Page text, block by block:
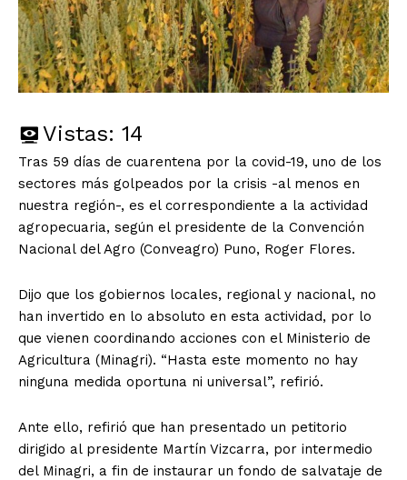
Vistas: 14
Tras 59 días de cuarentena por la covid-19, uno de los
sectores más golpeados por la crisis -al menos en
nuestra región-, es el correspondiente a la actividad
agropecuaria, según el presidente de la Convención
Nacional del Agro (Conveagro) Puno, Roger Flores.
Dijo que los gobiernos locales, regional y nacional, no
han invertido en lo absoluto en esta actividad, por lo
que vienen coordinando acciones con el Ministerio de
Agricultura (Minagri). “Hasta este momento no hay
ninguna medida oportuna ni universal”, refirió.
Ante ello, refirió que han presentado un petitorio
dirigido al presidente Martín Vizcarra, por intermedio
del Minagri, a fin de instaurar un fondo de salvataje de